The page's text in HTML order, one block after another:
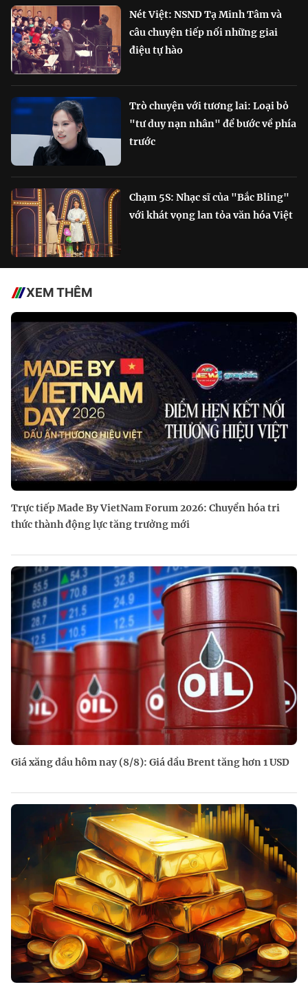
Nét Việt: NSND Tạ Minh Tâm và
câu chuyện tiếp nối những giai
điệu tự hào
Trò chuyện với tương lai: Loại bỏ
"tư duy nạn nhân" để bước về phía
trước
Chạm 5S: Nhạc sĩ của "Bắc Bling"
với khát vọng lan tỏa văn hóa Việt
XEM THÊM
Trực tiếp Made By VietNam Forum 2026: Chuyển hóa tri
thức thành động lực tăng trưởng mới
Giá xăng dầu hôm nay (8/8): Giá dầu Brent tăng hơn 1 USD